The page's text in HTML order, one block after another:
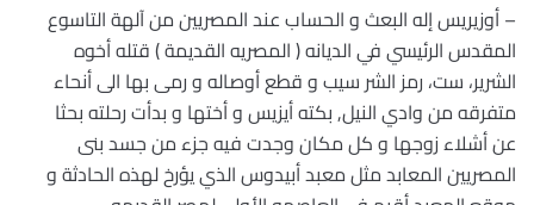
– أوزيريس إله البعث و الحساب عند المصريين من آلهة التاسوع
المقدس الرئيسي في الديانه ( المصريه القديمة ) قتله أخوه
الشرير، ست، رمز الشر سيب و قطع أوصاله و رمى بها الى أنحاء
متفرقه من وادي النيل, بكته أيزيس و أختها و بدأت رحلته بحثا
عن أشلاء زوجها و كل مكان وجدت فيه جزء من جسد بنى
المصريين المعابد مثل معبد أبيدوس الذي يؤرخ لهذه الحادثة و